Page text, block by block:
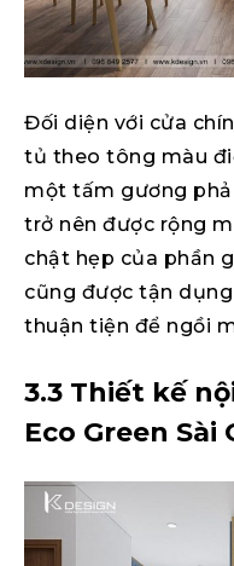
Đối diện với cửa
tủ theo tông màu
một tấm gương
trở nên được rộng
chật hẹp của phần
cũng được tận
thuận tiện để ngồi
3.3 Thiết kế
Eco Green Sài